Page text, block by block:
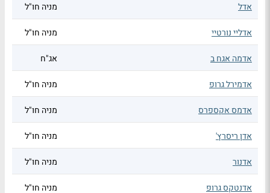
אדל מניה חו"ל
אדליי נורטיי מניה חו"ל
אדמה אגח ב אג"ח
אדמירל גרופ מניה חו"ל
אדמס אקספרס מניה חו"ל
אדן ריסרץ' מניה חו"ל
אדנור מניה חו"ל
אדנטקס גרופ מניה חו"ל